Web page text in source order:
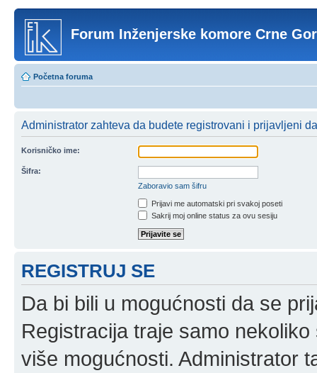
Forum Inženjerske komore Crne
Početna foruma
Administrator zahteva da budete registrovani i prijavljeni
Korisničko ime:
Šifra:
Zaboravio sam šifru
Prijavi me automatski pri svakoj poseti
Sakrij moj online status za ovu sesiju
REGISTRUJ SE
Da bi bili u mogućnosti da se
Registracija traje samo
više mogućnosti. Administrator